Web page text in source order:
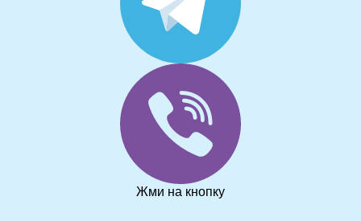
Жми на кнопку